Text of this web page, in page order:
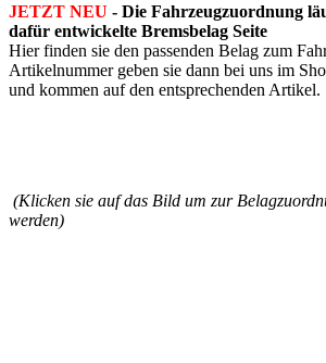
JETZT NEU - Die Fahrzeugzuordnung
dafür entwickelte Bremsbelag Seite
Hier finden sie den passenden Belag zum
Artikelnummer geben sie dann bei uns im
und kommen auf den entsprechenden Artikel.
(Klicken sie auf das Bild um zur
werden)